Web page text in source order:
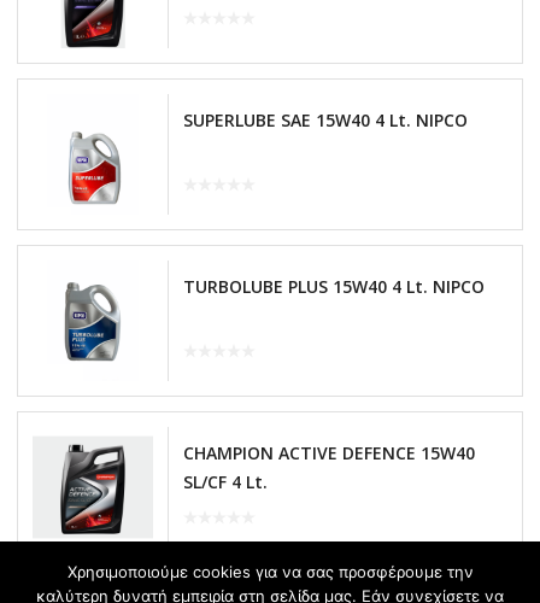
SUPERLUBE SAE 15W40 4 Lt. NIPCO
TURBOLUBE PLUS 15W40 4 Lt. NIPCO
CHAMPION ACTIVE DEFENCE 15W40
SL/CF 4 Lt.
Χρησιμοποιούμε cookies για να σας προσφέρουμε την
καλύτερη δυνατή εμπειρία στη σελίδα μας. Εάν συνεχίσετε να